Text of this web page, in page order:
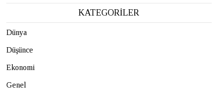
KATEGORİLER
Dünya
Düşünce
Ekonomi
Genel